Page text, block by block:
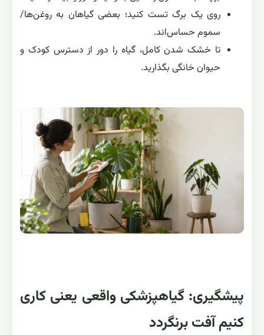
روی یک برگ تست کنید؛ بعضی گیاهان به روغن‌ها/
سموم حساس‌اند.
تا خشک شدن کامل، گیاه را دور از دسترس کودک و
حیوان خانگی بگذارید.
پیشگیری: گیاهپزشکی واقعی یعنی کاری
کنیم آفت برنگردد